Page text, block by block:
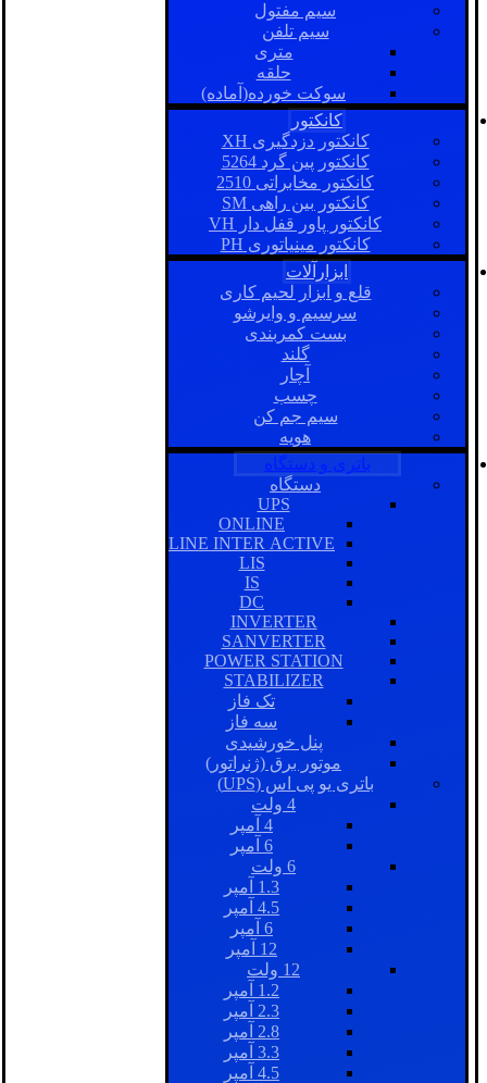
سیم مفتول
سیم تلفن
متری
حلقه
سوکت خورده(آماده)
کانکتور
کانکتور دزدگیری XH
کانکتور پین گرد 5264
کانکتور مخابراتی 2510
کانکتور بین راهی SM
کانکتور پاور قفل دار VH
کانکتور مینیاتوری PH
ابزارآلات
قلع و ابزار لحیم کاری
سرسیم و وایرشو
بست کمربندی
گلند
آچار
چسب
سیم جم کن
هویه
باتری و دستگاه
دستگاه
UPS
ONLINE
LINE INTER ACTIVE
LIS
IS
DC
INVERTER
SANVERTER
POWER STATION
STABILIZER
تک فاز
سه فاز
پنل خورشیدی
موتور برق (ژنراتور)
باتری یو پی اس (UPS)
4 ولت
4 آمپر
6 آمپر
6 ولت
1.3 آمپر
4.5 آمپر
6 آمپر
12 آمپر
12 ولت
1.2 آمپر
2.3 آمپر
2.8 آمپر
3.3 آمپر
4.5 آمپر